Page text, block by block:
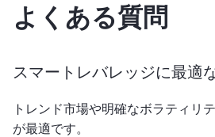
よくある質問
スマートレバレッジに最適
トレンド市場や明確なボラティリ
が最適です。